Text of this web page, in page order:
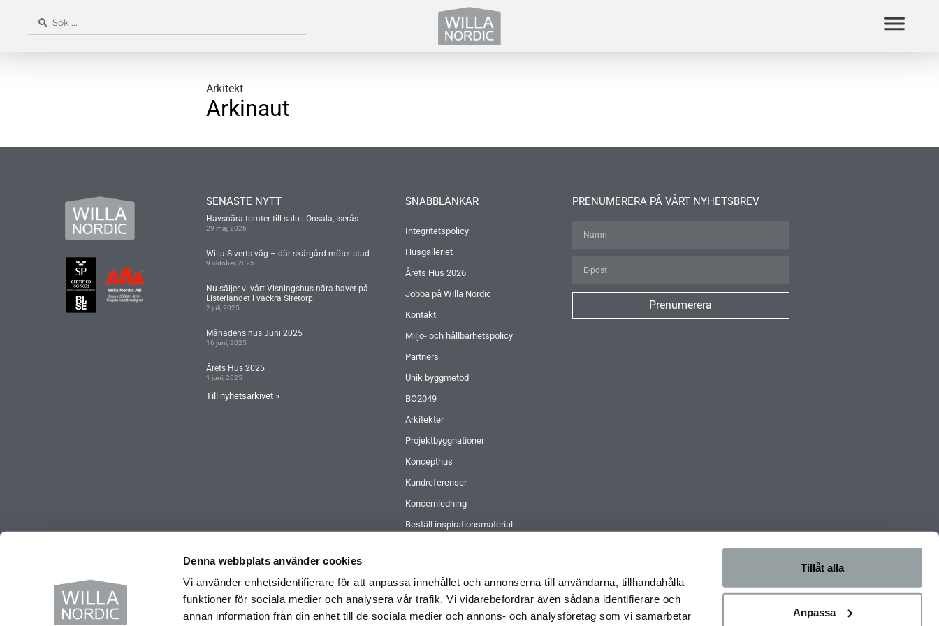
Denna webbplats använder cookies
Vi använder enhetsidentifierare för att anpassa innehållet och annonserna till användarna, tillhandahålla
funktioner för sociala medier och analysera vår trafik. Vi vidarebefordrar även sådana identifierare och
annan information från din enhet till de sociala medier och annons- och analysföretag som vi samarbetar
Tillåt alla
Anpassa
Arkitekt
Arkinaut
SENASTE NYTT
Havsnära tomter till salu i Onsala, Iserås
29 maj, 2026
Willa Siverts väg – där skärgård möter stad
9 oktober, 2025
Nu säljer vi vårt Visningshus nära havet på
Listerlandet i vackra Siretorp.
2 juli, 2025
Månadens hus Juni 2025
16 juni, 2025
Årets Hus 2025
1 juni, 2025
Till nyhetsarkivet »
SNABBLÄNKAR
Integritetspolicy
Husgalleriet
Årets Hus 2026
Jobba på Willa Nordic
Kontakt
Miljö- och hållbarhetspolicy
Partners
Unik byggmetod
BO2049
Arkitekter
Projektbyggnationer
Koncepthus
Kundreferenser
Koncernledning
Beställ inspirationsmaterial
PRENUMERERA PÅ VÅRT NYHETSBREV
Prenumerera